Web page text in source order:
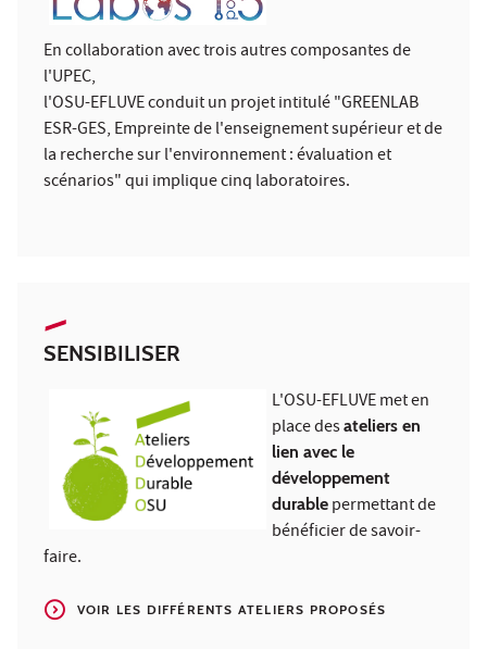
En collaboration avec trois autres composantes de
l'UPEC,
l'OSU-EFLUVE conduit un projet intitulé "GREENLAB
ESR-GES, Empreinte de l'enseignement supérieur et de
la recherche sur l'environnement : évaluation et
scénarios" qui implique cinq laboratoires.
SENSIBILISER
L'OSU-EFLUVE met en
place desateliers en
lien avec le
développement
durable permettant de
bénéficier de savoir-
faire.
VOIR LES DIFFÉRENTS ATELIERS PROPOSÉS